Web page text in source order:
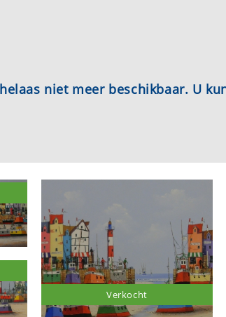
niet meer beschikbaar. U
Verkocht